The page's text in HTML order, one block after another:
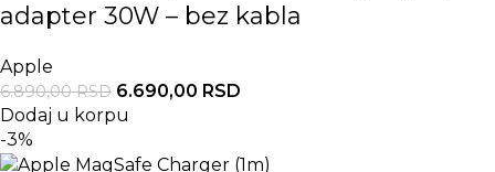
adapter 30W – bez kabla
Apple
6.890,00RSD 6.690,00 RSD
Dodaj u korpu
-3%